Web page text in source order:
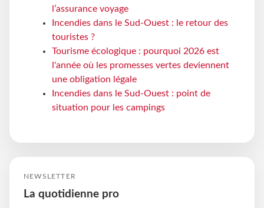
l’assurance voyage
Incendies dans le Sud-Ouest : le retour des
touristes ?
Tourisme écologique : pourquoi 2026 est
l'année où les promesses vertes deviennent
une obligation légale
Incendies dans le Sud-Ouest : point de
situation pour les campings
NEWSLETTER
La quotidienne pro